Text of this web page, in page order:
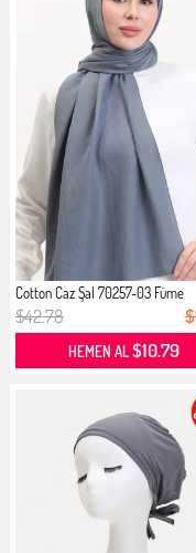
Cotton Caz Şal 70257-03 Füme
$42.78
HEMEN AL$10.79